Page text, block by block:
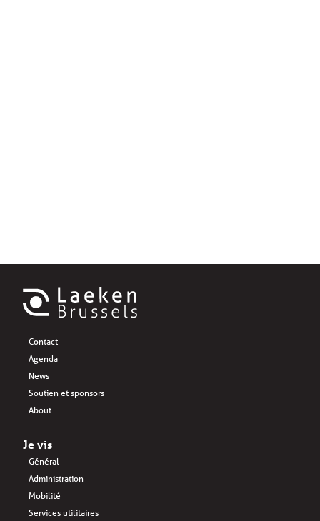
Contact
Agenda
News
Soutien et sponsors
About
Je vis
Général
Administration
Mobilité
Services utilitaires